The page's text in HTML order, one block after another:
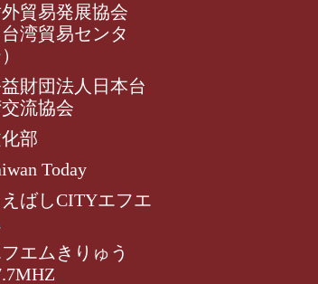
貿易発展協会
台湾貿易センタ
財団法人日本台
流協会
部
Today
えばしCITYエフエ
エムきりゅう